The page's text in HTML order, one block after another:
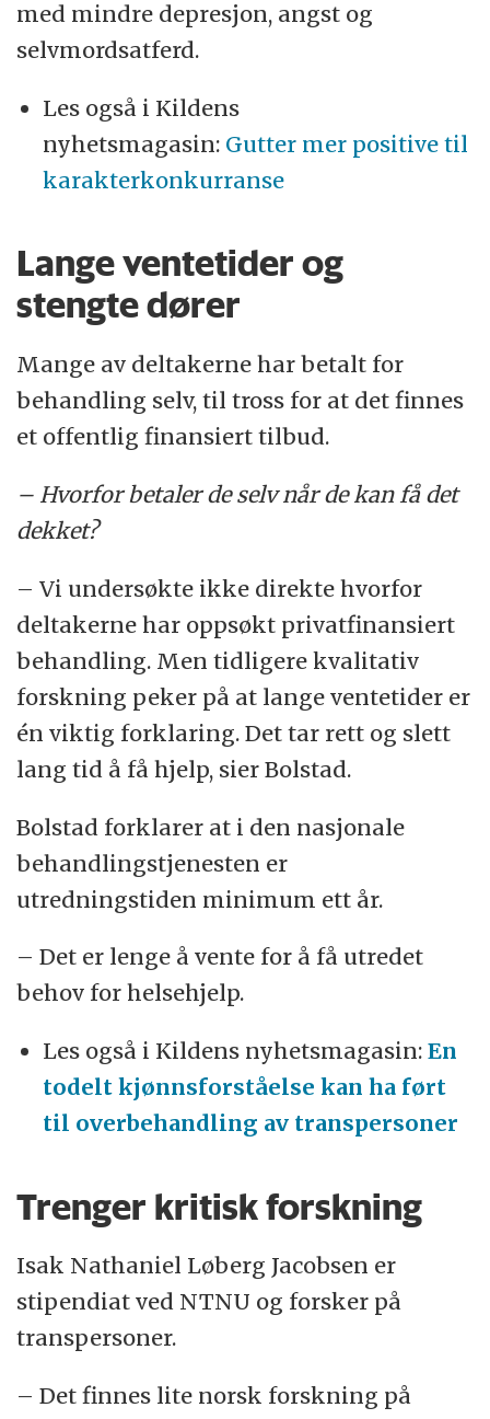
med mindre depresjon, angst og
selvmordsatferd.
Les også i Kildens
nyhetsmagasin: Gutter mer positive til
karakterkonkurranse
Lange ventetider og
stengte dører
Mange av deltakerne har betalt for
behandling selv, til tross for at det finnes
et offentlig finansiert tilbud.
– Hvorfor betaler de selv når de kan få det
dekket?
– Vi undersøkte ikke direkte hvorfor
deltakerne har oppsøkt privatfinansiert
behandling. Men tidligere kvalitativ
forskning peker på at lange ventetider er
én viktig forklaring. Det tar rett og slett
lang tid å få hjelp, sier Bolstad.
Bolstad forklarer at i den nasjonale
behandlingstjenesten er
utredningstiden minimum ett år.
– Det er lenge å vente for å få utredet
behov for helsehjelp.
Les også i Kildens nyhetsmagasin:En
todelt kjønnsforståelse kan ha ført
til overbehandling av transpersoner
Trenger kritisk forskning
Isak Nathaniel Løberg Jacobsen er
stipendiat ved NTNU og forsker på
transpersoner.
– Det finnes lite norsk forskning på